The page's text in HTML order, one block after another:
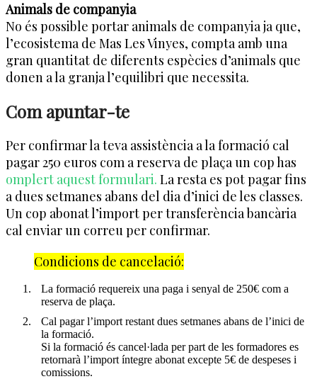
Animals de companyia
No és possible portar animals de companyia ja que,
l’ecosistema de Mas Les Vinyes, compta amb una
gran quantitat de diferents espècies d’animals que
donen a la granja l’equilibri que necessita.
Com apuntar-te
Per confirmar la teva assistència a la formació cal
pagar 250 euros com a reserva de plaça un cop has
omplert aquest formulari. La resta es pot pagar fins
a dues setmanes abans del dia d’inici de les classes.
Un cop abonat l’import per transferència bancària
cal enviar un correu per confirmar.
Condicions de cancelació:
La formació requereix una paga i senyal de 250€ com a
reserva de plaça.
Cal pagar l’import restant dues setmanes abans de l’inici de
la formació.
Si la formació és cancel·lada per part de les formadores es
retornarà l’import íntegre abonat excepte 5€ de despeses i
comissions.